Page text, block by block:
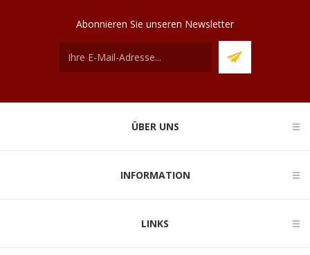
Abonnieren Sie unseren Newsletter
ÜBER UNS
INFORMATION
LINKS